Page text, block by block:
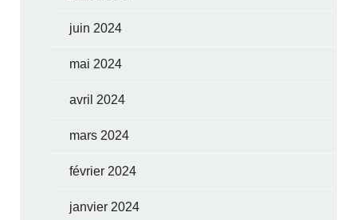
juin 2024
mai 2024
avril 2024
mars 2024
février 2024
janvier 2024